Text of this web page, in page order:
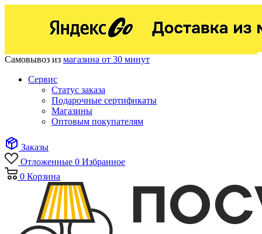
Самовывоз из магазина от 30 минут
Сервис
Статус заказа
Подарочные сертификаты
Магазины
Оптовым покупателям
Заказы
Отложенные 0 Избранное
0 Корзина